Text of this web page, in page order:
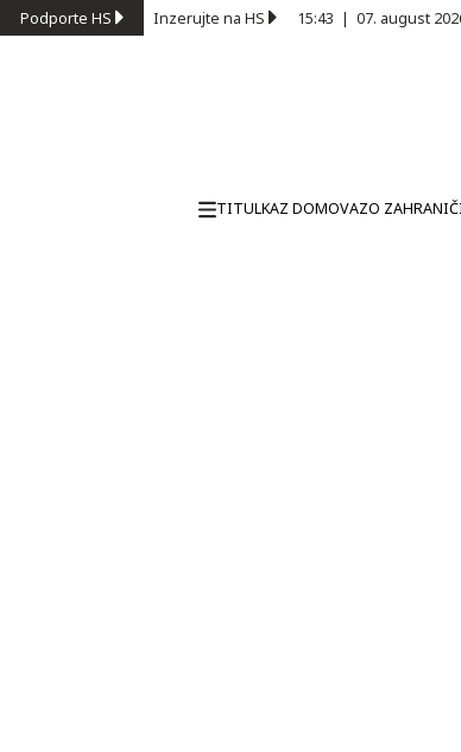
Podporte HS Inzerujte na HS 15:43 | 07. august
TITULKAZ DOMOVAZO